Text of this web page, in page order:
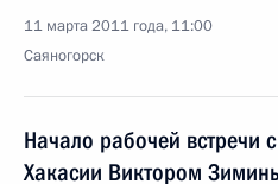
11 марта 2011 года, 11:00
Саяногорск
Начало рабочей встречи
Хакасии Виктором